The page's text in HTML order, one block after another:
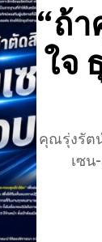
“ถ้
ใจ
คุณรุ่งรัตน์ สนเภา ตำแหน่ง Ruby
เซน